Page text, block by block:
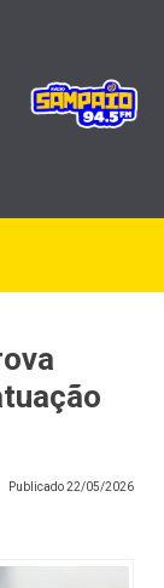
Publicado22/05/2026